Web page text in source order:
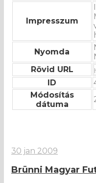
Impresszum
Nyomda
Rövid URL
ID
Módosítás
dátuma
30 jan 2009
Brünni Magyar